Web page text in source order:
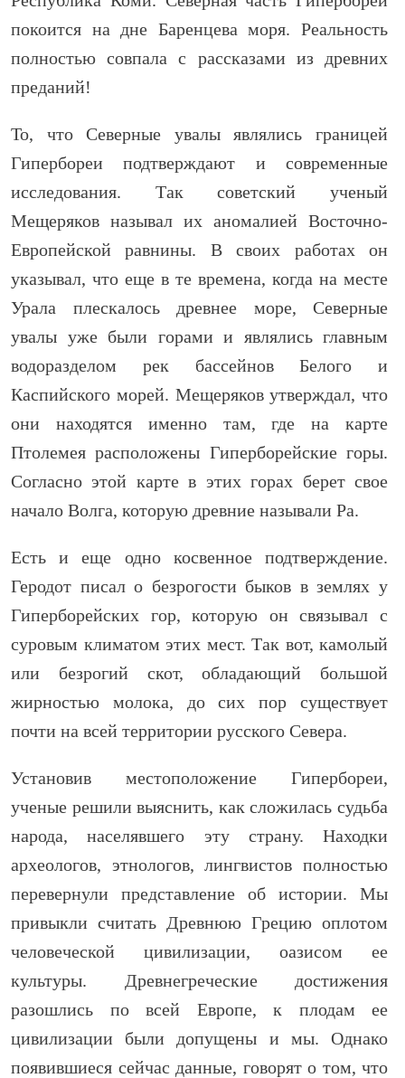
покоится на дне Баренцева моря. Реальность
полностью совпала с рассказами из древних
преданий!
То, что Северные увалы являлись границей
Гипербореи подтверждают и современные
исследования. Так советский ученый
Мещеряков называл их аномалией Восточно-
Европейской равнины. В своих работах он
указывал, что еще в те времена, когда на месте
Урала плескалось древнее море, Северные
увалы уже были горами и являлись главным
водоразделом рек бассейнов Белого и
Каспийского морей. Мещеряков утверждал, что
они находятся именно там, где на карте
Птолемея расположены Гиперборейские горы.
Согласно этой карте в этих горах берет свое
начало Волга, которую древние называли Ра.
Есть и еще одно косвенное подтверждение.
Геродот писал о безрогости быков в землях у
Гиперборейских гор, которую он связывал с
суровым климатом этих мест. Так вот, камолый
или безрогий скот, обладающий большой
жирностью молока, до сих пор существует
почти на всей территории русского Севера.
Установив местоположение Гипербореи,
ученые решили выяснить, как сложилась судьба
народа, населявшего эту страну. Находки
археологов, этнологов, лингвистов полностью
перевернули представление об истории. Мы
привыкли считать Древнюю Грецию оплотом
человеческой цивилизации, оазисом ее
культуры. Древнегреческие достижения
разошлись по всей Европе, к плодам ее
цивилизации были допущены и мы. Однако
появившиеся сейчас данные, говорят о том, что